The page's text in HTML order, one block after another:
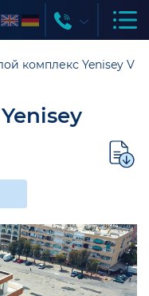
комплекс Yenisey V
Yenisey